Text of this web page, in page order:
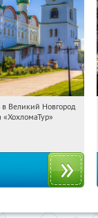
Купили:2
в Великий Новгород
«ХохломаТур»